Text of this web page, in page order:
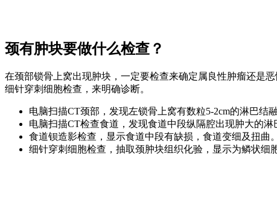
颈有肿块要做什么检查？
在颈部锁骨上窝出现肿块，一定要检查来确定属良性肿瘤还是
细针穿刺细胞检查，来明确诊断。
电脑扫描CT颈部，发现左锁骨上窝有数粒5-2cm的淋巴结
电脑扫描CT检查食道，发现食道中段纵隔腔出现肿大的淋
食道钡造影检查，显示食道中段有缺损，食道变细及扭曲。
细针穿刺细胞检查，抽取颈肿块组织化验，显示为鳞状细